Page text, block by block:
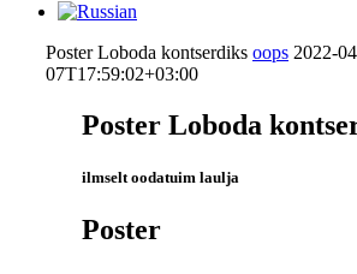
Poster Loboda kontserdiks oops 2022-
07T17:59:02+03:00
Poster Loboda
ilmselt oodatuim laulja
Poster